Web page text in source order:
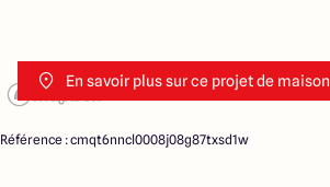
En savoir plus sur ce projet de maison
Référence : cmqt6nncl0008j08g87txsd1w